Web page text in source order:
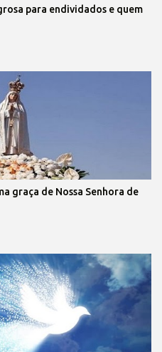
para endividados e quem
graça de Nossa Senhora de